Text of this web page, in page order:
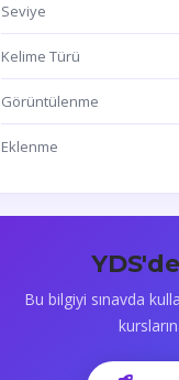
Seviye
Kelime Türü
Görüntülenme
Eklenme
Bu bilgiyi sınavda